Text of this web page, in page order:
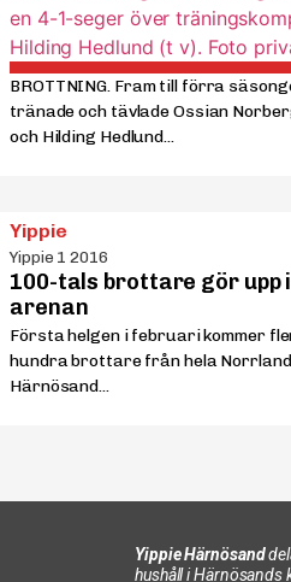
BROTTNING. Fram till förra
tränade och tävlade Ossian
och Hilding Hedlund...
Yippie
Yippie 1 2016
100-tals brottare gör upp i
arenan
Första helgen i februari kommer
hundra brottare från hela
Härnösand...
Yippie Härnösand
hushåll i Härnösands